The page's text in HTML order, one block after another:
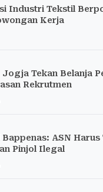
Industri Tekstil
Kerja
Jogja Tekan Belanja
Rekrutmen
ASN
Pinjol Ilegal